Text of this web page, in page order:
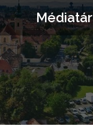
Médiatár